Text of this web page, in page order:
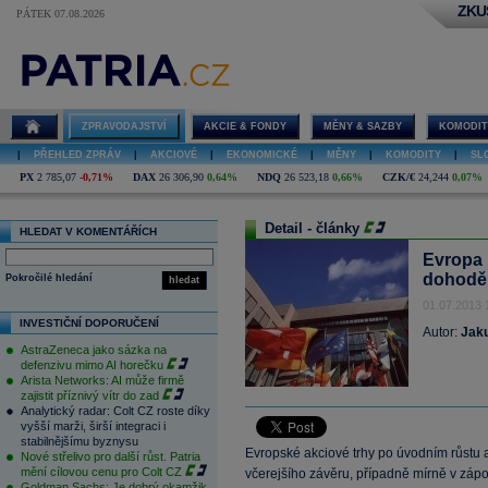
PÁTEK 07.08.2026
ZPRAVODAJSTVÍ AKCIE & FONDY MĚNY & SAZBY
PŘEHLED ZPRÁV AKCIOVÉ EKONOMICKÉ MĚNY KOMODITY
PX 2 785,07 -0,71% DAX 26 306,90 0,64% NDQ 26 523,18 0,66% CZK/€ 24,244 0,07%
HLEDAT V KOMENTÁŘÍCH
hledat
Pokročilé hledání
INVESTIČNÍ DOPORUČENÍ
AstraZeneca jako sázka na
defenzivu mimo AI horečku
Arista Networks: AI může firmě
zajistit příznivý vítr do zad
Analytický radar: Colt CZ roste díky
vyšší marži, širší integraci i
stabilnějšímu byznysu
Nové střelivo pro další růst. Patria
mění cílovou cenu pro Colt CZ
Detail - články
dohodě
01.07.2013
Autor:
Evropské akciové trhy po úvodním
včerejšího závěru, případně mírně v